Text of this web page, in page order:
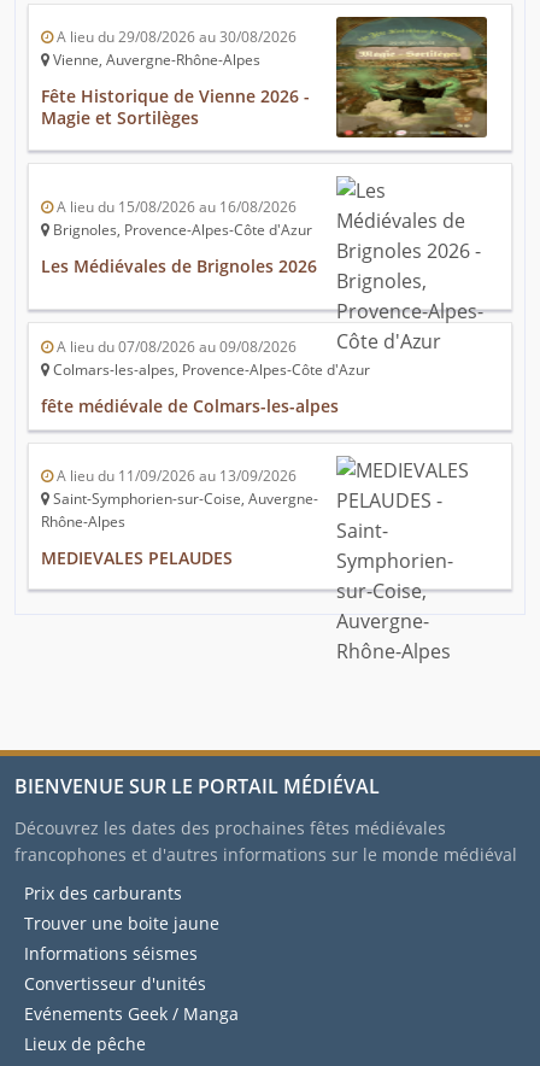
A lieu du 29/08/2026 au 30/08/2026
Vienne, Auvergne-Rhône-Alpes
Fête Historique de Vienne 2026 -
Magie et Sortilèges
A lieu du 15/08/2026 au 16/08/2026
Brignoles, Provence-Alpes-Côte d'Azur
Les Médiévales de Brignoles 2026
A lieu du 07/08/2026 au 09/08/2026
Colmars-les-alpes, Provence-Alpes-Côte d'Azur
fête médiévale de Colmars-les-alpes
A lieu du 11/09/2026 au 13/09/2026
Saint-Symphorien-sur-Coise, Auvergne-
Rhône-Alpes
MEDIEVALES PELAUDES
BIENVENUE SUR LE PORTAIL MÉDIÉVAL
Découvrez les dates des prochaines fêtes médiévales
francophones et d'autres informations sur le monde médiéval
Prix des carburants
Trouver une boite jaune
Informations séismes
Convertisseur d'unités
Evénements Geek / Manga
Lieux de pêche